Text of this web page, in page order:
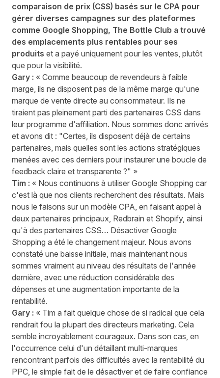
comparaison de prix (CSS) basés sur le CPA pour
gérer diverses campagnes sur des plateformes
comme Google Shopping, The Bottle Club a trouvé
des emplacements plus rentables pour ses
produits et a payé uniquement pour les ventes, plutôt
que pour la visibilité.
Gary : « Comme beaucoup de revendeurs à faible
marge, ils ne disposent pas de la même marge qu'une
marque de vente directe au consommateur. Ils ne
tiraient pas pleinement parti des partenaires CSS dans
leur programme d'affiliation. Nous sommes donc arrivés
et avons dit : "Certes, ils disposent déjà de certains
partenaires, mais quelles sont les actions stratégiques
menées avec ces derniers pour instaurer une boucle de
feedback claire et transparente ?" »
Tim : « Nous continuons à utiliser Google Shopping car
c'est là que nos clients recherchent des résultats. Mais
nous le faisons sur un modèle CPA, en faisant appel à
deux partenaires principaux, Redbrain et Shopify, ainsi
qu'à des partenaires CSS… Désactiver Google
Shopping a été le changement majeur. Nous avons
constaté une baisse initiale, mais maintenant nous
sommes vraiment au niveau des résultats de l'année
dernière, avec une réduction considérable des
dépenses et une augmentation importante de la
rentabilité.
Gary : « Tim a fait quelque chose de si radical que cela
rendrait fou la plupart des directeurs marketing. Cela
semble incroyablement courageux. Dans son cas, en
l'occurrence celui d'un détaillant multi-marques
rencontrant parfois des difficultés avec la rentabilité du
PPC, le simple fait de le désactiver et de faire confiance